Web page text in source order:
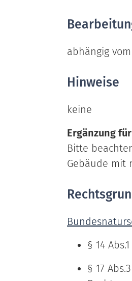
abhängig
Hinweise
keine
Ergänzung
Bitte
Gebäude mit
§ 14
§ 17